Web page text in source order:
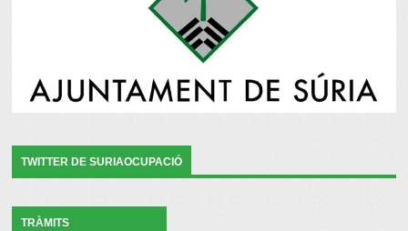
TWITTER DE SURIAOCUPACIÓ
TRÀMITS